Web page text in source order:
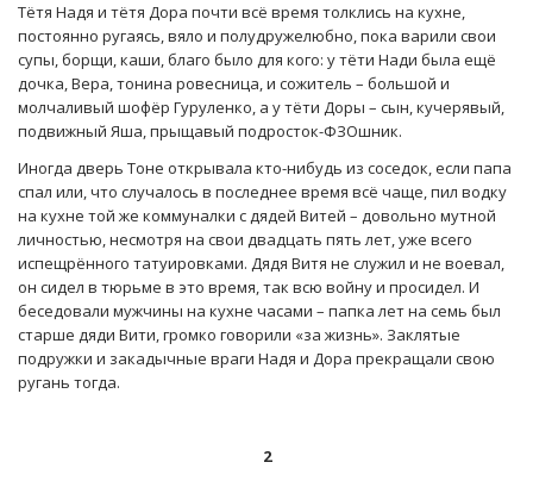
Тётя Надя и тётя Дора почти всё время толклись на кухне,
постоянно ругаясь, вяло и полудружелюбно, пока варили свои
супы, борщи, каши, благо было для кого: у тёти Нади была ещё
дочка, Вера, тонина ровесница, и сожитель – большой и
молчаливый шофёр Гуруленко, а у тёти Доры – сын, кучерявый,
подвижный Яша, прыщавый подросток-ФЗОшник.
Иногда дверь Тоне открывала кто-нибудь из соседок, если папа
спал или, что случалось в последнее время всё чаще, пил водку
на кухне той же коммуналки с дядей Витей – довольно мутной
личностью, несмотря на свои двадцать пять лет, уже всего
испещрённого татуировками. Дядя Витя не служил и не воевал,
он сидел в тюрьме в это время, так всю войну и просидел. И
беседовали мужчины на кухне часами – папка лет на семь был
старше дяди Вити, громко говорили «за жизнь». Заклятые
подружки и закадычные враги Надя и Дора прекращали свою
ругань тогда.
2